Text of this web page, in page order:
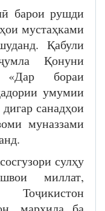
барои рушди
мустаҳками
Қабули
Қонуни
«Дар бораи
умумии
санадҳои
муназзами
сулҳу
миллат,
Тоҷикистон